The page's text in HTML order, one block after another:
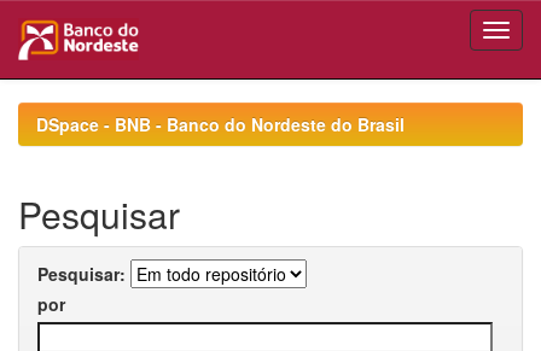
navigationDSpace - BNB - Banco do Nordeste do Brasil
Pesquisar
Pesquisar:
por